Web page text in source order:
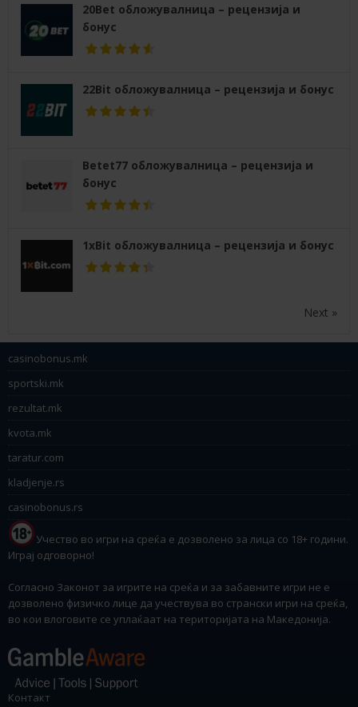
20Bet обложувалница – рецензија и
бонус
22Bit обложувалница – рецензија и бонус
Betet77 обложувалница – рецензија и
бонус
1xBit обложувалница – рецензија и бонус
Next »
casinobonus.mk
sportski.mk
rezultat.mk
kvota.mk
taratur.com
kladjenje.rs
casinobonus.rs
Учество во игри на среќа е дозволено за лица со 18+ години.
Играј одговорно!
Согласно Законот за игрите на среќа и за забавните игри не е
дозволено физичко лице да учествува во странски игри на среќа,
во кои влоговите се уплаќаат на територијата на Македонија.
Контакт